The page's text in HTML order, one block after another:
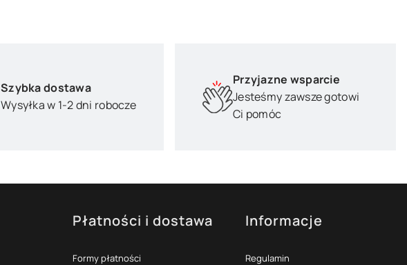
Szybka dostawa
Wysyłka w 1-2 dni robocze
Przyjazne wsparcie
Jesteśmy zawsze gotowi
Ci pomóc
Płatności i dostawa
Formy płatności
Informacje
Regulamin